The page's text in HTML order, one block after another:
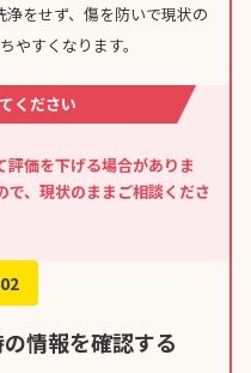
をせず、傷を防いで現状の
やすくなります。
ください
価を下げる場合がありま
で、現状のままご相談くださ
情報を確認する